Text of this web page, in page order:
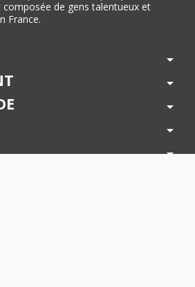
de gens talentueux et
France.
arrow_drop_down
arrow_drop_down
arrow_drop_down
arrow_drop_down
arrow_drop_down